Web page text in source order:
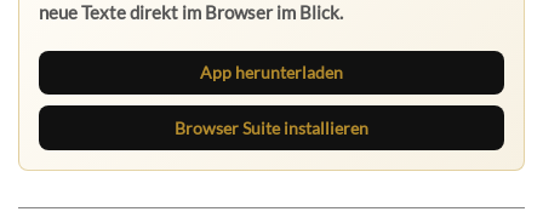
neue Texte direkt im Browser im Blick.
App herunterladen
Browser Suite installieren